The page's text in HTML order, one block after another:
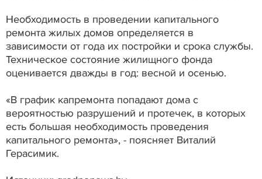
Необходимость в проведении капитального
ремонта жилых домов определяется в
зависимости от года их постройки и срока службы.
Техническое состояние жилищного фонда
оценивается дважды в год: весной и осенью.
«В график капремонта попадают дома с
вероятностью разрушений и протечек, в которых
есть большая необходимость проведения
капитального ремонта», - поясняет Виталий
Герасимик.